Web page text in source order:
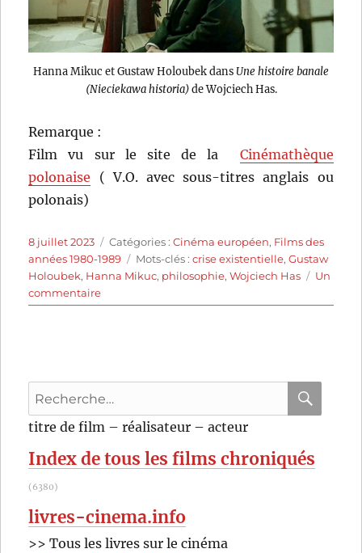
Hanna Mikuc et Gustaw Holoubek dansUne histoire banale
(Nieciekawa historia)de Wojciech Has.
Remarque :
Film vu sur le site de la Cinémathèque
polonaise ( V.O. avec sous-titres anglais ou
polonais)
Publié
le
8 juillet 2023 Catégories
Catégories :Cinéma européen, Films des
années 1980-1989
Étiquettes
Mots-clés :crise existentielle,Gustaw
Holoubek, Hanna Mikuc, philosophie,Wojciech Has
Un
commentairesur
Une
Wojciech
Recherche
pour
titre de film – réalisateur – acteur
Index de tous les films chroniqués
(6380)
livres-cinema.info
>> Tous les livres sur le cinéma